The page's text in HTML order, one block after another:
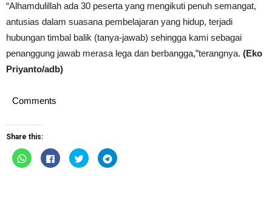
“Alhamdulillah ada 30 peserta yang mengikuti penuh semangat,
antusias dalam suasana pembelajaran yang hidup, terjadi
hubungan timbal balik (tanya-jawab) sehingga kami sebagai
penanggung jawab merasa lega dan berbangga,”terangnya. (Eko
Priyanto/adb)
Comments
Share this:
Click
to
share
Click
to
share
Click
to
share
Click
to